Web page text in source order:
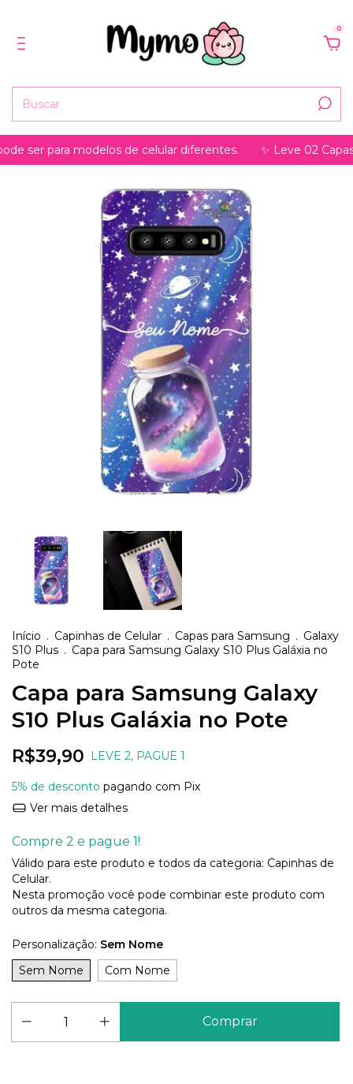
0
para modelos de celular diferentes. ✨ Leve 02 Capas,
Início . Capinhas de Celular . Capas para Samsung . Galaxy
S10 Plus . Capa para Samsung Galaxy S10 Plus Galáxia no
Pote
Capa para Samsung Galaxy
S10 Plus Galáxia no Pote
R$39,90 LEVE 2, PAGUE 1
5% de desconto pagando com Pix
Ver mais detalhes
Compre 2 e pague 1!
Válido para este produto e todos da categoria: Capinhas de
Celular.
Nesta promoção você pode combinar este produto com
outros da mesma categoria.
Personalização: Sem Nome
Sem Nome
Com Nome